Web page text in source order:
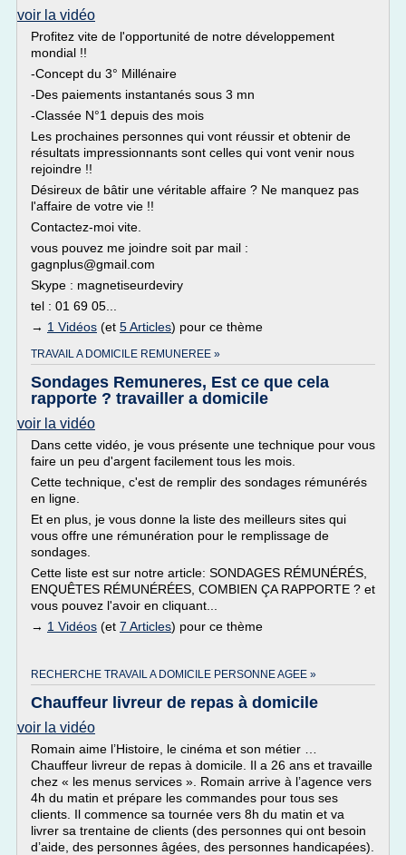
voir la vidéo
Profitez vite de l'opportunité de notre développement
mondial !!
-Concept du 3° Millénaire
-Des paiements instantanés sous 3 mn
-Classée N°1 depuis des mois
Les prochaines personnes qui vont réussir et obtenir de
résultats impressionnants sont celles qui vont venir nous
rejoindre !!
Désireux de bâtir une véritable affaire ? Ne manquez pas
l'affaire de votre vie !!
Contactez-moi vite.
vous pouvez me joindre soit par mail :
gagnplus@gmail.com
Skype : magnetiseurdeviry
tel : 01 69 05...
→ 1 Vidéos (et 5 Articles) pour ce thème
TRAVAIL A DOMICILE REMUNEREE »
Sondages Remuneres, Est ce que cela
rapporte ? travailler a domicile
voir la vidéo
Dans cette vidéo, je vous présente une technique pour vous
faire un peu d'argent facilement tous les mois.
Cette technique, c'est de remplir des sondages rémunérés
en ligne.
Et en plus, je vous donne la liste des meilleurs sites qui
vous offre une rémunération pour le remplissage de
sondages.
Cette liste est sur notre article: SONDAGES RÉMUNÉRÉS,
ENQUÊTES RÉMUNÉRÉES, COMBIEN ÇA RAPPORTE ? et
vous pouvez l'avoir en cliquant...
→ 1 Vidéos (et 7 Articles) pour ce thème
RECHERCHE TRAVAIL A DOMICILE PERSONNE AGEE »
Chauffeur livreur de repas à domicile
voir la vidéo
Romain aime l’Histoire, le cinéma et son métier …
Chauffeur livreur de repas à domicile. Il a 26 ans et travaille
chez « les menus services ». Romain arrive à l’agence vers
4h du matin et prépare les commandes pour tous ses
clients. Il commence sa tournée vers 8h du matin et va
livrer sa trentaine de clients (des personnes qui ont besoin
d’aide, des personnes âgées, des personnes handicapées).